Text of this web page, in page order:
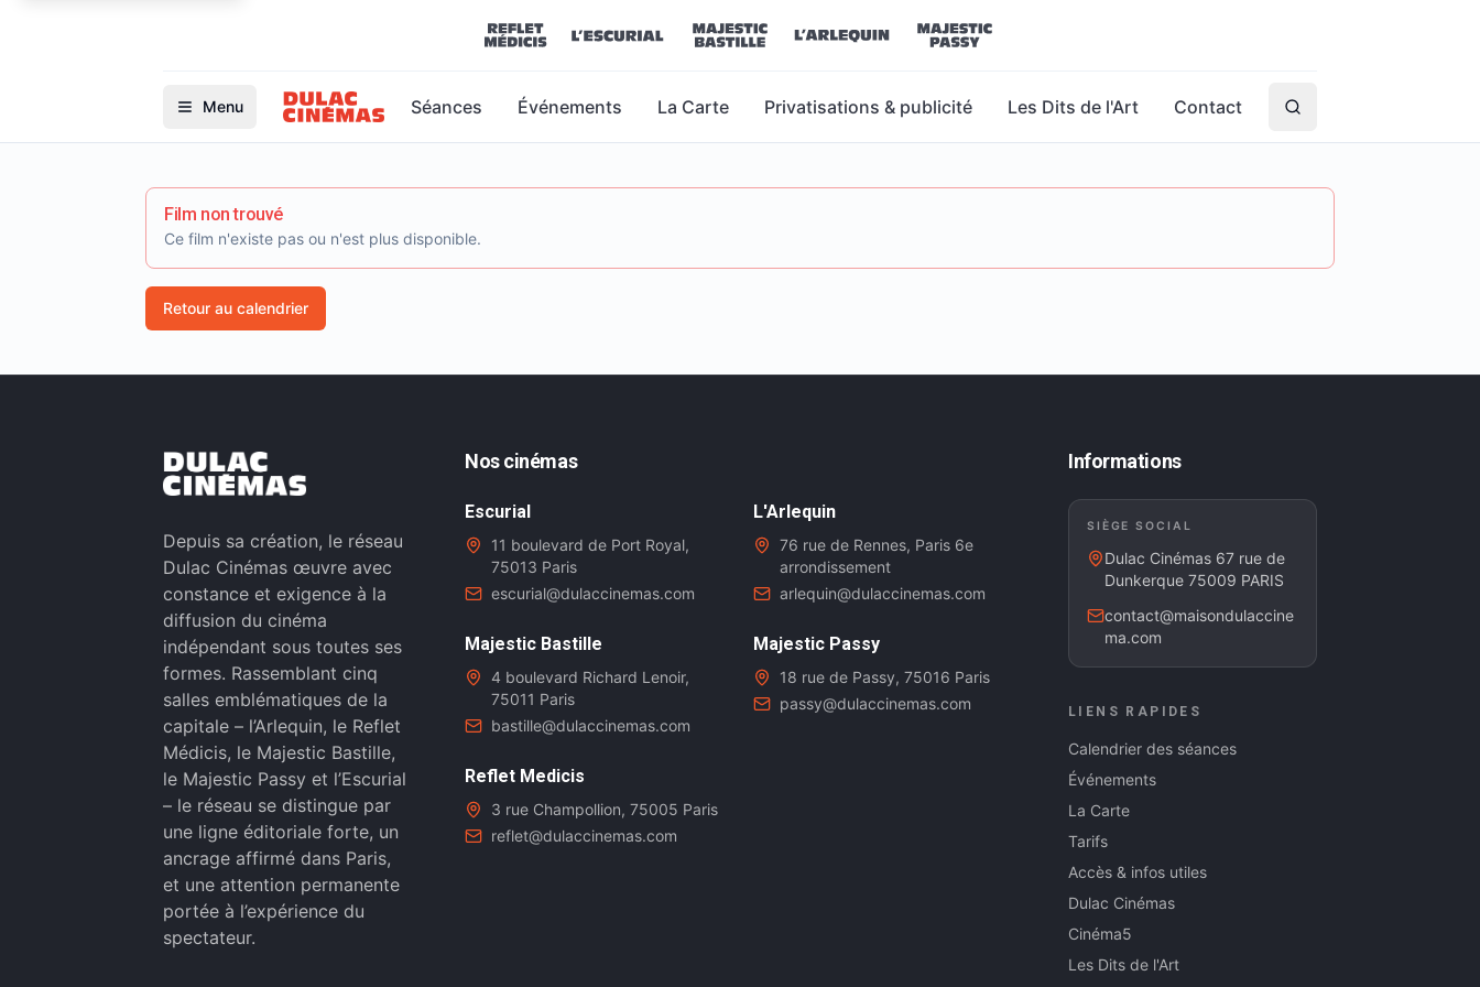
Menu Séances Événements La Carte Privatisations & publicité Les Dits de l'Art Contact
Film non trouvé
Ce film n'existe pas ou n'est plus disponible.
Retour au calendrier
Depuis sa création, le réseau
Dulac Cinémas œuvre avec
constance et exigence à la
diffusion du cinéma
indépendant sous toutes ses
formes. Rassemblant cinq
salles emblématiques de la
capitale – l’Arlequin, le Reflet
Médicis, le Majestic Bastille,
le Majestic Passy et l’Escurial
– le réseau se distingue par
une ligne éditoriale forte, un
ancrage affirmé dans Paris,
et une attention permanente
portée à l’expérience du
spectateur.
Nos cinémas
Escurial
11 boulevard de Port Royal,
75013 Paris
escurial@dulaccinemas.com
L'Arlequin
76 rue de Rennes, Paris 6e
arrondissement
arlequin@dulaccinemas.com
Majestic Bastille
4 boulevard Richard Lenoir,
75011 Paris
bastille@dulaccinemas.com
Majestic Passy
18 rue de Passy, 75016 Paris
passy@dulaccinemas.com
Reflet Medicis
3 rue Champollion, 75005 Paris
reflet@dulaccinemas.com
Informations
SIÈGE SOCIAL
Dulac Cinémas 67 rue de
Dunkerque 75009 PARIS
contact@maisondulaccine
ma.com
LIENS RAPIDES
Calendrier des séances
Événements
La Carte
Tarifs
Accès & infos utiles
Dulac Cinémas
Cinéma5
Les Dits de l'Art